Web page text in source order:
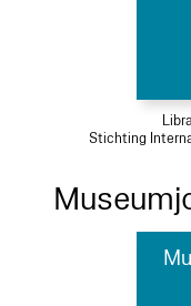
Stichting